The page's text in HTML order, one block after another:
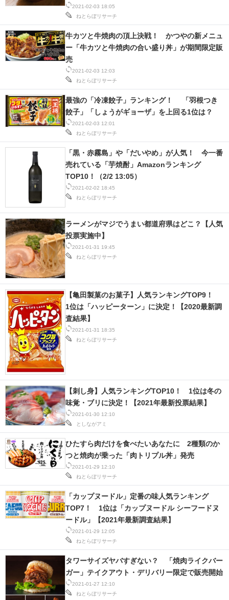
2021-02-03 18:05
ねとらぼリサーチ
2021-02-03 12:03
ねとらぼリサーチ
牛カツと牛焼肉の頂上決戦！ かつやの新メニュ
ー「牛カツと牛焼肉の合い盛り丼」が期間限定販
売
2021-02-03 12:01
ねとらぼリサーチ
最強の「冷凍餃子」ランキング！ 「羽根つき
餃子」「しょうがギョーザ」を上回る1位は？
2021-02-02 18:45
ねとらぼリサーチ
「黒・赤霧島」や「だいやめ」が人気！ 今一番
売れている「芋焼酎」Amazonランキング
TOP10！（2/2 13:05）
2021-01-31 19:45
ねとらぼリサーチ
ラーメンがマジでうまい都道府県はどこ？【人気
投票実施中】
2021-01-31 18:35
ねとらぼリサーチ
【亀田製菓のお菓子】人気ランキングTOP9！
1位は「ハッピーターン」に決定！【2020最新調
査結果】
2021-01-30 12:10
としながアミ
【刺し身】人気ランキングTOP10！ 1位は冬の
味覚・ブリに決定！【2021年最新投票結果】
2021-01-29 12:10
ねとらぼリサーチ
ひたすら肉だけを食べたいあなたに 2種類のか
つと焼肉が乗った「肉トリプル丼」発売
2021-01-29 12:05
ねとらぼリサーチ
「カップヌードル」定番の味人気ランキング
TOP7！ 1位は「カップヌードル シーフードヌ
ードル」【2021年最新調査結果】
2021-01-27 12:10
ねとらぼリサーチ
タワーサイズヤバすぎない？ 「焼肉ライクバー
ガー」テイクアウト・デリバリー限定で販売開始